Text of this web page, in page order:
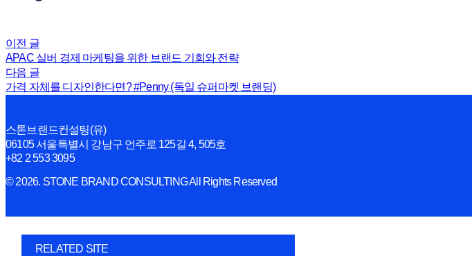
이전 글
APAC 실버 경제 마케팅을 위한 브랜드 기회와 전략
다음 글
가격 자체를 디자인한다면? #Penny (독일 슈퍼마켓 브랜딩)
스톤브랜드컨설팅(유)
06105 서울특별시 강남구 언주로 125길 4, 505호
+82 2 553 3095
© 2026. STONE BRAND CONSULTING All Rights Reserved
RELATED SITE